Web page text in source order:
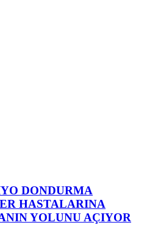
DONDURMA
HASTALARINA
YOLUNU AÇIYOR